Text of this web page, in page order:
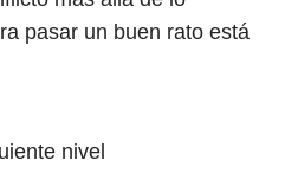
pasar un buen rato está